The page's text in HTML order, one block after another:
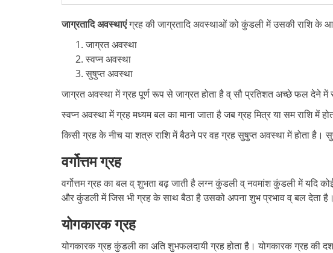
जाग्रतादि अवस्थाएंग्रह की जाग्रतादि अवस्थाओं को कुंडली में उसकी राशि के
जाग्रत अवस्था
स्वप्न अवस्था
सुषुप्त अवस्था
जाग्रत अवस्था में ग्रह पूर्ण रूप से जाग्रत होता है व् सौ प्रतिशत अच्छे फल देने में
स्वप्न अवस्था में ग्रह मध्यम बल का माना जाता है जब ग्रह मित्र या सम राशि
किसी ग्रह के नीच या शत्रु राशि में बैठने पर वह ग्रह सुषुप्त अवस्था में होता
वर्गोत्तम ग्रह
वर्गोत्तम ग्रह का बल व् शुभता बढ़ जाती है लग्न कुंडली व् नवमांश कुंडली में यदि
और कुंडली में जिस भी ग्रह के साथ बैठा है उसको अपना शुभ प्रभाव व् बल देता है।
योगकारक ग्रह
योगकारक ग्रह कुंडली का अति शुभफलदायी ग्रह होता है। योगकारक ग्रह की